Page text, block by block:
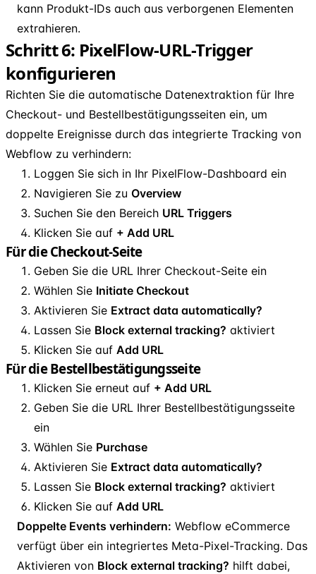
kann Produkt-IDs auch aus verborgenen Elementen
extrahieren.
Schritt 6: PixelFlow-URL-Trigger
konfigurieren
Richten Sie die automatische Datenextraktion für Ihre
Checkout- und Bestellbestätigungsseiten ein, um
doppelte Ereignisse durch das integrierte Tracking von
Webflow zu verhindern:
Loggen Sie sich in Ihr PixelFlow-Dashboard ein
Navigieren Sie zu Overview
Suchen Sie den Bereich URL Triggers
Klicken Sie auf + Add URL
Für die Checkout-Seite
Geben Sie die URL Ihrer Checkout-Seite ein
Wählen Sie Initiate Checkout
Aktivieren Sie Extract data automatically?
Lassen Sie Block external tracking? aktiviert
Klicken Sie auf Add URL
Für die Bestellbestätigungsseite
Klicken Sie erneut auf + Add URL
Geben Sie die URL Ihrer Bestellbestätigungsseite
ein
Wählen Sie Purchase
Aktivieren Sie Extract data automatically?
Lassen Sie Block external tracking? aktiviert
Klicken Sie auf Add URL
Doppelte Events verhindern: Webflow eCommerce
verfügt über ein integriertes Meta-Pixel-Tracking. Das
Aktivieren von Block external tracking? hilft dabei,